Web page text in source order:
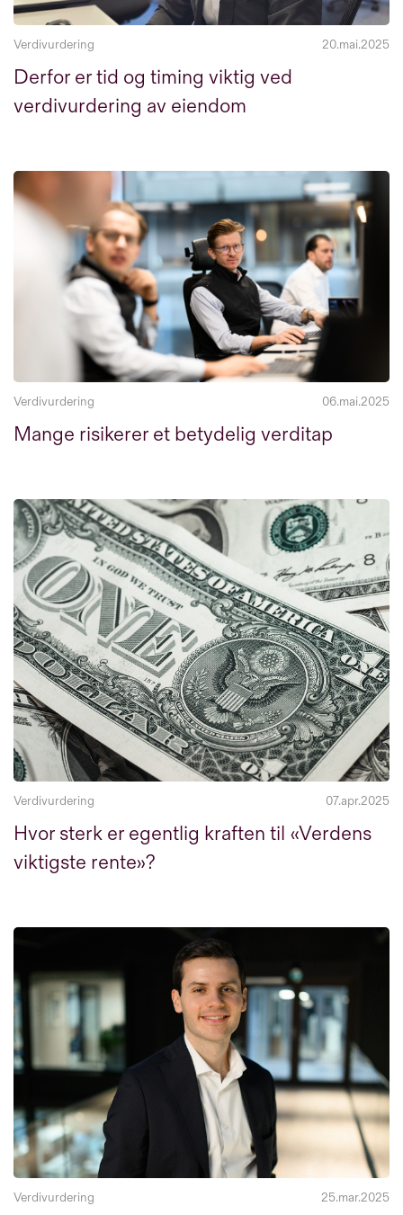
Verdivurdering 20.mai.2025
Derfor er tid og timing viktig ved
verdivurdering av eiendom
Verdivurdering 06.mai.2025
Mange risikerer et betydelig verditap
Verdivurdering 07.apr.2025
Hvor sterk er egentlig kraften til «Verdens
viktigste rente»?
Verdivurdering 25.mar.2025